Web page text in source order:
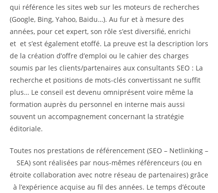
qui référence les sites web sur les moteurs de recherches
(Google, Bing, Yahoo, Baidu…). Au fur et à mesure des
années, pour cet expert, son rôle s’est diversifié, enrichi
et et s’est également etoffé. La preuve est la description lors
de la création d’offre d’emploi ou le cahier des charges
soumis par les clients/partenaires aux consultants SEO : La
recherche et positions de mots-clés convertissant ne suffit
plus… Le conseil est devenu omniprésent voire même la
formation auprès du personnel en interne mais aussi
souvent un accompagnement concernant la stratégie
éditoriale.
Toutes nos prestations de référencement (SEO – Netlinking –
SEA) sont réalisées par nous-mêmes référenceurs (ou en
étroite collaboration avec notre réseau de partenaires) grâce
à l’expérience acquise au fil des années. Le temps d’écoute